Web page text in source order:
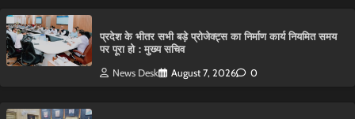
प्रदेश के भीतर सभी बड़े प्रोजेक्ट्स का निर्माण कार्य नियमित समय
पर पूरा हो : मुख्य सचिव
News Desk August 7, 2026 0